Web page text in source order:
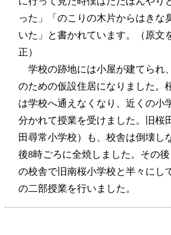
った」「のこりの木片からはきな
いた」と書かれています。（原文
正）
学校の跡地には小屋が建てられ
のための仮設住居になりました。
は学校へ通えなくなり、近くの小
分かれて授業を受けました。旧桜
田尋常小学校）も、校舎は倒壊し
後8時ごろに全焼しました。その
の校舎で旧南桜小学校と半々にし
の二部授業を行いました。